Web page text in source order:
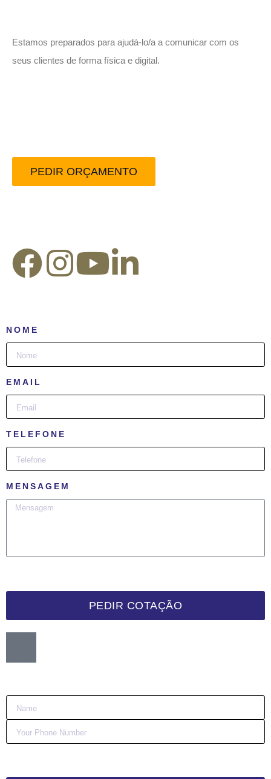
Estamos preparados para ajudá-lo/a a comunicar com os
seus clientes de forma física e digital.
PEDIR ORÇAMENTO
NOME
EMAIL
TELEFONE
MENSAGEM
PEDIR COTAÇÃO